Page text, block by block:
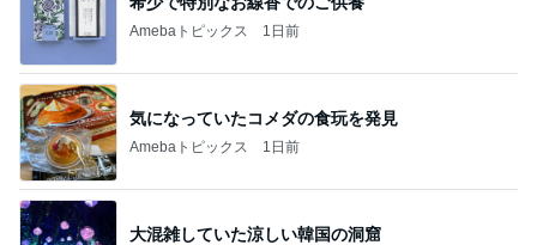
Amebaトピックス 1日前
気になっていたコメダの食玩を発見
Amebaトピックス 1日前
大混雑していた涼しい韓国の洞窟